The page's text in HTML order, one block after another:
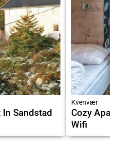
Sandstad
Kvenvær
Cozy
Wifi